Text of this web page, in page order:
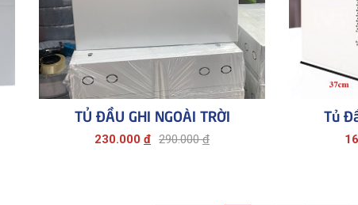
TỦ ĐẦU GHI NGOÀI TRỜI
230.000 đ 290.000đ
Tủ